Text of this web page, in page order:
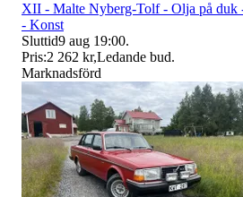
XII - Malte Nyberg-Tolf - Olja på duk
- Konst
Sluttid9 aug 19:00.
Pris:2 262 kr,Ledande bud.
Marknadsförd